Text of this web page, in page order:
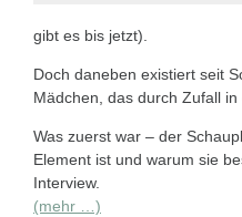
gibt es bis jetzt).
Doch daneben existiert seit
Mädchen, das durch Zufall in
Was zuerst war – der
Element ist und warum sie
Interview.
(mehr …)